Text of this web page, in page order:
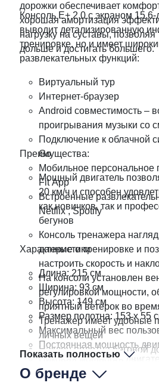
дорожки обеспечивает
хорошая амортизация
нагрузку на суставы,
дольше и достигать большего.
Консоль E+ 2.0 с экраном
выводит детализированную
тренировке, но и имеет
развлекательных функций:
Виртуальный тур
Интернет-браузер
Android совместимость –
проигрывания музыки со
Подключение к облачной
Go
Мобильное персональное
Fit App
Встроенные
Netflix , Spotify
Преимущества:
Мощный двигатель
20 км/ч и способен
как новичков, так и
бегунов
Консоль тренажера
данные о тренировке и
настроить скорость и
На консоли установлен
регулировкой мощности,
приятный ветерок во
Тренажер имеет удобные
личных вещей
Наклон полотна беговой
Полотно для бега имеет
Характеристики
Длина: 215 см
Ширина: 93 см
Высота: 149 см
Размер полотна: 153 x 55
Максимальный вес
Постоянная мощность
Пиковая мощность
Консоль: 15,6' TFT LCD
Показать полностью
О бренде